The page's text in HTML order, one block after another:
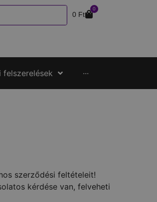
0 Ft
0
felszerelések ···
szerződési feltételeit!
kérdése van, felveheti